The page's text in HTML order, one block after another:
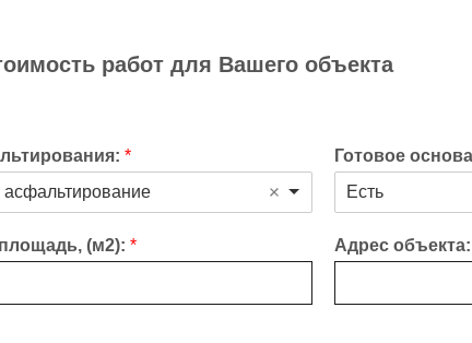
работ для Вашего объекта
*
асфальтирование
(м2): *
Готовое
Есть
Адрес объекта: